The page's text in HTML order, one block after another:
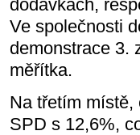
dodávkách,
Ve společnosti
demonstrace 3.
měřítka.
Na třetím
SPD s 12,6%,